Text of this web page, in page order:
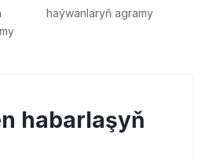
haýwanlaryň agramy
habarlaşyň